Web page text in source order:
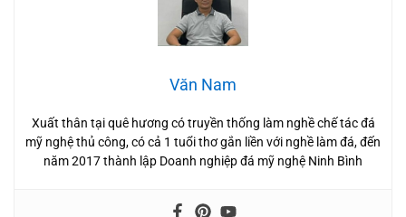
Văn Nam
Xuất thân tại quê hương có truyền thống làm nghề chế tác đá
mỹ nghệ thủ công, có cả 1 tuổi thơ gắn liền với nghề làm đá, đến
năm 2017 thành lập Doanh nghiệp đá mỹ nghệ Ninh Bình